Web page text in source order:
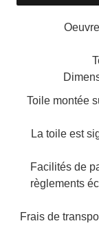
Toile montée
La toile est
Facilités de
règlements
Frais de